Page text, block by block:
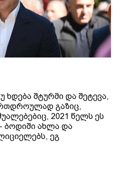
ხდება შტურმი და შეტევა,
გაზიც,
2021 წელს ეს
ბოდიში ახლა და
ეგ